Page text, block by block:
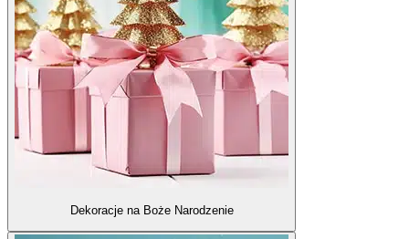
Dekoracje na Boże Narodzenie